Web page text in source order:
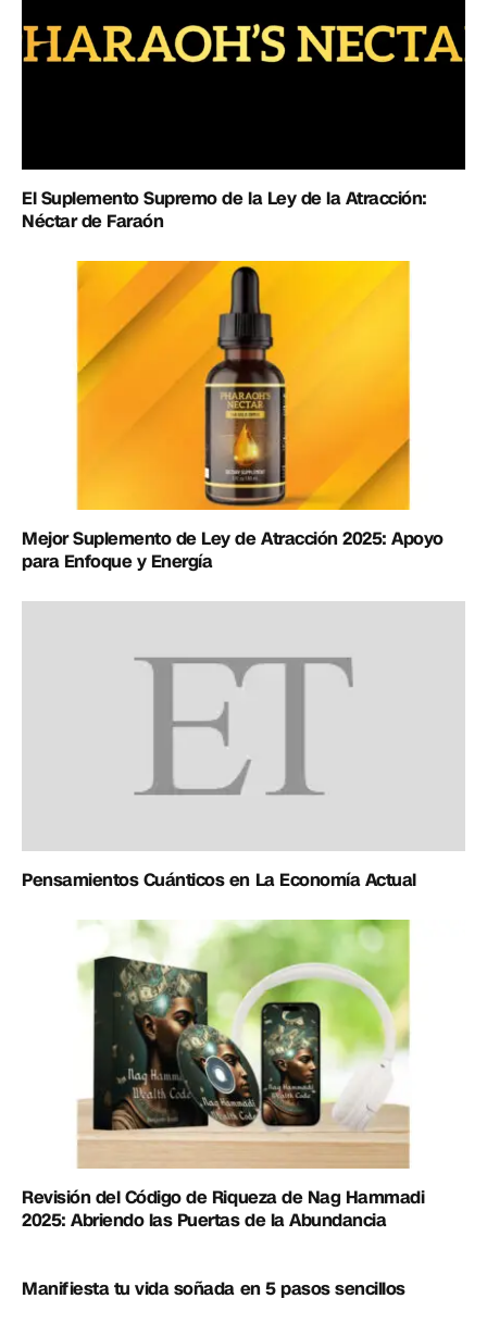
El Suplemento Supremo de la Ley de la Atracción:
Néctar de Faraón
Mejor Suplemento de Ley de Atracción 2025: Apoyo
para Enfoque y Energía
Pensamientos Cuánticos en La Economía Actual
Revisión del Código de Riqueza de Nag Hammadi
2025: Abriendo las Puertas de la Abundancia
Manifiesta tu vida soñada en 5 pasos sencillos